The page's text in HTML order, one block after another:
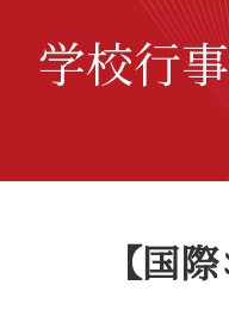
学校行事
【国